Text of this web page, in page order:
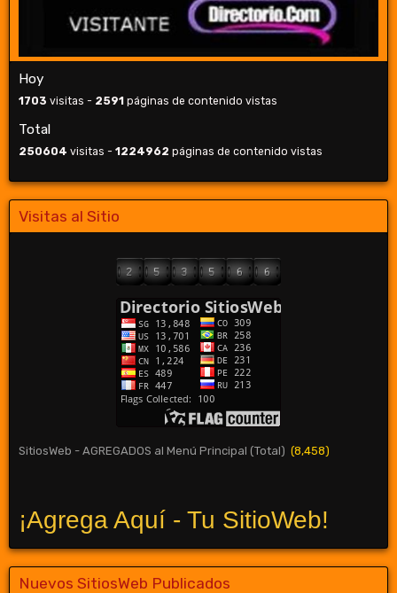
Hoy
1703 visitas - 2591 páginas de contenido vistas
Total
250604 visitas - 1224962 páginas de contenido vistas
Visitas al Sitio
SitiosWeb - AGREGADOS al Menú Principal (Total) (8,458)
¡Agrega Aquí - Tu SitioWeb!
Nuevos SitiosWeb Publicados